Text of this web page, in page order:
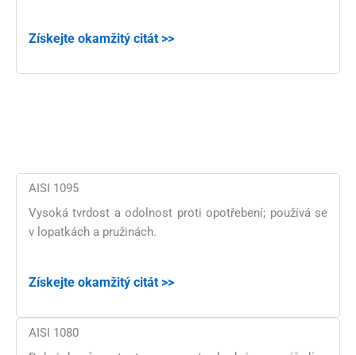
Získejte okamžitý citát >>
AISI 1095
Vysoká tvrdost a odolnost proti opotřebení; používá se
v lopatkách a pružinách.
Získejte okamžitý citát >>
AISI 1080